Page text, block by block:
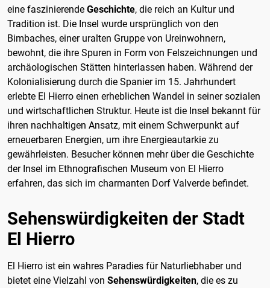
eine faszinierende Geschichte, die reich an Kultur und
Tradition ist. Die Insel wurde ursprünglich von den
Bimbaches, einer uralten Gruppe von Ureinwohnern,
bewohnt, die ihre Spuren in Form von Felszeichnungen und
archäologischen Stätten hinterlassen haben. Während der
Kolonialisierung durch die Spanier im 15. Jahrhundert
erlebte El Hierro einen erheblichen Wandel in seiner sozialen
und wirtschaftlichen Struktur. Heute ist die Insel bekannt für
ihren nachhaltigen Ansatz, mit einem Schwerpunkt auf
erneuerbaren Energien, um ihre Energieautarkie zu
gewährleisten. Besucher können mehr über die Geschichte
der Insel im Ethnografischen Museum von El Hierro
erfahren, das sich im charmanten Dorf Valverde befindet.
Sehenswürdigkeiten der Stadt
El Hierro
El Hierro ist ein wahres Paradies für Naturliebhaber und
bietet eine Vielzahl von Sehenswürdigkeiten, die es zu